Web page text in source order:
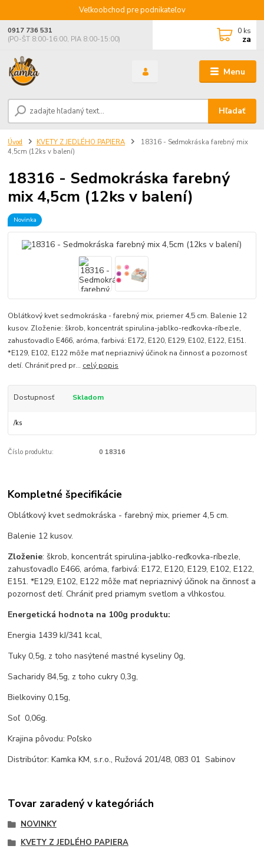
Veľkoobchod pre podnikateľov
Menu
Hľadať
0917 736 531
(PO-ŠT 8:00-16:00, PIA 8:00-15:00)
0 ks
za
Úvod KVETY Z JEDLÉHO PAPIERA
18316 - Sedmokráska farebný mix
4,5cm (12ks v balení)
18316 - Sedmokráska farebný
mix 4,5cm (12ks v balení)
Novinka
Oblátkový kvet sedmokráska - farebný mix, priemer 4,5 cm. Balenie 12
kusov. Zloženie: škrob, koncentrát spirulina-jablko-reďkovka-ríbezle,
zahusťovadlo E466, aróma, farbivá: E172, E120, E129, E102, E122, E151.
*E129, E102, E122 môže mať nepriaznivý účinok na činnosť a pozornosť
detí. Chrániť pred pr... celý popis
Dostupnosť Skladom
/ks
Číslo produktu: 0 18316
Kompletné špecifikácie
Oblátkový kvet sedmokráska - farebný mix, priemer 4,5 cm.
Balenie 12 kusov.
Zloženie: škrob, koncentrát spirulina-jablko-reďkovka-ríbezle,
zahusťovadlo E466, aróma, farbivá: E172, E120, E129, E102, E122,
E151. *E129, E102, E122 môže mať nepriaznivý účinok na činnosť a
pozornosť detí. Chrániť pred priamym svetlom a vlhkosťou.
Energetická hodnota na 100g produktu:
Energia 1439 kJ/341 kcal,
Tuky 0,5g, z toho nasýtené mastné kyseliny 0g,
Sacharidy 84,5g, z toho cukry 0,3g,
Bielkoviny 0,15g,
Soľ 0,06g.
Krajina pôvodu: Poľsko
Distribútor: Kamka KM, s.r.o., Ružová 201/48, 083 01 Sabinov
Tovar zaradený v kategóriách
NOVINKY
KVETY Z JEDLÉHO PAPIERA